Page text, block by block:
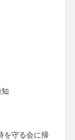
を守る会に帰